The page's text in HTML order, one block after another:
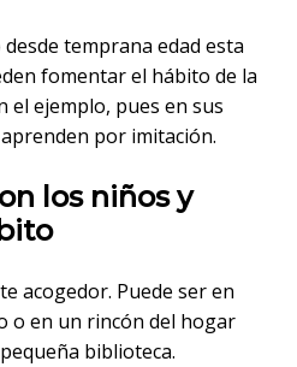
temprana edad esta
fomentar el hábito de la
el ejemplo, pues en sus
por imitación.
los niños y
acogedor. Puede ser en
o en un rincón del hogar
biblioteca.